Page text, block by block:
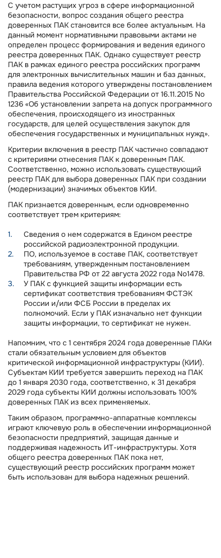
С учетом растущих угроз в сфере информационной
безопасности, вопрос создания общего реестра
доверенных ПАК становится все более актуальным. На
данный момент нормативными правовыми актами не
определен процесс формирования и ведения единого
реестра доверенных ПАК. Однако существует реестр
ПАК в рамках единого реестра российских программ
для электронных вычислительных машин и баз данных,
правила ведения которого утверждены постановлением
Правительства Российской Федерации от 16.11.2015 No
1236 «Об установлении запрета на допуск программного
обеспечения, происходящего из иностранных
государств, для целей осуществления закупок для
обеспечения государственных и муниципальных нужд».
Критерии включения в реестр ПАК частично совпадают
с критериями отнесения ПАК к доверенным ПАК.
Соответственно, можно использовать существующий
реестр ПАК для выбора доверенных ПАК при создании
(модернизации) значимых объектов КИИ.
ПАК признается доверенным, если одновременно
соответствует трем критериям:
Сведения о нем содержатся в Едином реестре
российской радиоэлектронной продукции.
ПО, используемое в составе ПАК, соответствует
требованиям, утвержденным постановлением
Правительства РФ от 22 августа 2022 года No1478.
У ПАК с функцией защиты информации есть
сертификат соответствия требованиям ФСТЭК
России и/или ФСБ России в пределах их
полномочий. Если у ПАК изначально нет функции
защиты информации, то сертификат не нужен.
Напомним, что с 1 сентября 2024 года доверенные ПАКи
стали обязательным условием для объектов
критической информационной инфраструктуры (КИИ).
Субъектам КИИ требуется завершить переход на ПАК
до 1 января 2030 года, соответственно, к 31 декабря
2029 года субъекты КИИ должны использовать 100%
доверенных ПАК из всех применяемых.
Таким образом, программно-аппаратные комплексы
играют ключевую роль в обеспечении информационной
безопасности предприятий, защищая данные и
поддерживая надежность ИТ-инфраструктуры. Хотя
общего реестра доверенных ПАК пока нет,
существующий реестр российских программ может
быть использован для выбора надежных решений.